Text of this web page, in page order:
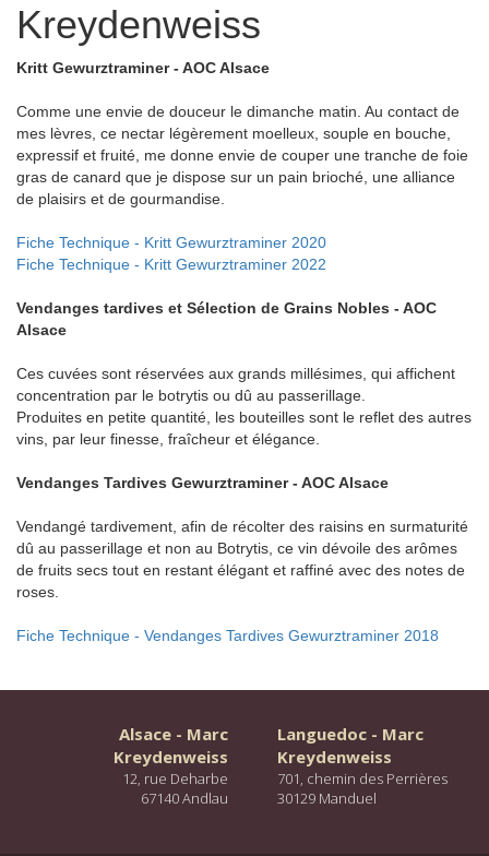
Kreydenweiss
Kritt Gewurztraminer - AOC Alsace
Comme une envie de douceur le dimanche matin. Au contact de
mes lèvres, ce nectar légèrement moelleux, souple en bouche,
expressif et fruité, me donne envie de couper une tranche de foie
gras de canard que je dispose sur un pain brioché, une alliance
de plaisirs et de gourmandise.
Fiche Technique - Kritt Gewurztraminer 2020
Fiche Technique - Kritt Gewurztraminer 2022
Vendanges tardives et Sélection de Grains Nobles - AOC
Alsace
Ces cuvées sont réservées aux grands millésimes, qui affichent
concentration par le botrytis ou dû au passerillage.
Produites en petite quantité, les bouteilles sont le reflet des autres
vins, par leur finesse, fraîcheur et élégance.
Vendanges Tardives Gewurztraminer - AOC Alsace
Vendangé tardivement, afin de récolter des raisins en surmaturité
dû au passerillage et non au Botrytis, ce vin dévoile des arômes
de fruits secs tout en restant élégant et raffiné avec des notes de
roses.
Fiche Technique - Vendanges Tardives Gewurztraminer 2018
Alsace - Marc
Kreydenweiss
12, rue Deharbe
67140 Andlau
Languedoc - Marc
Kreydenweiss
701, chemin des Perrières
30129 Manduel